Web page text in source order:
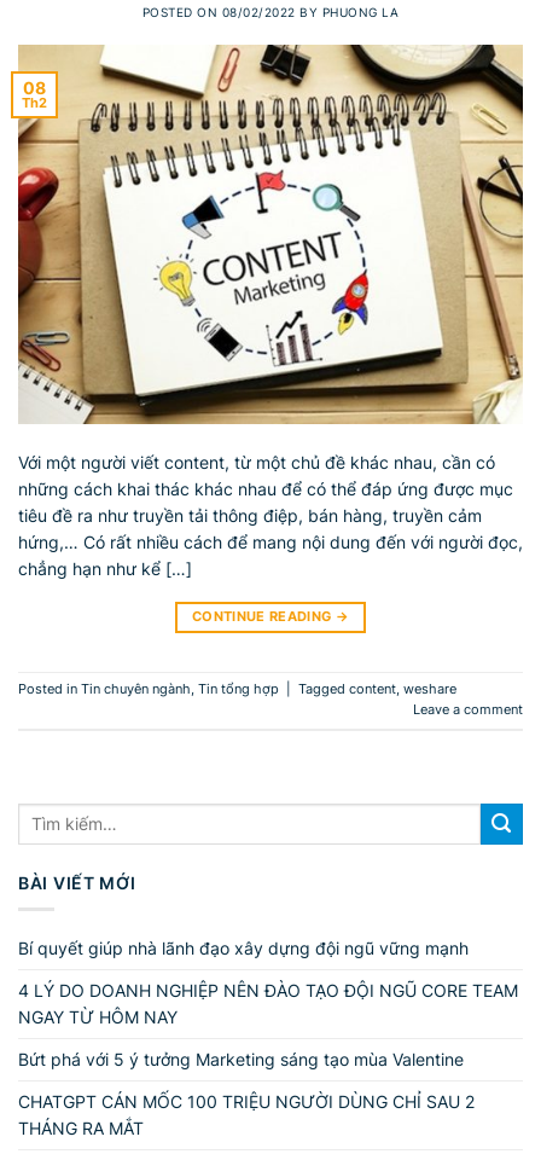
POSTED ON 08/02/2022 BY PHUONG LA
08
Th2
Với một người viết content, từ một chủ đề khác nhau, cần có
những cách khai thác khác nhau để có thể đáp ứng được mục
tiêu đề ra như truyền tải thông điệp, bán hàng, truyền cảm
hứng,… Có rất nhiều cách để mang nội dung đến với người đọc,
chẳng hạn như kể […]
CONTINUE READING →
Posted in Tin chuyên ngành, Tin tổng hợp Tagged content, weshare
Leave a comment
BÀI VIẾT MỚI
Bí quyết giúp nhà lãnh đạo xây dựng đội ngũ vững mạnh
4 LÝ DO DOANH NGHIỆP NÊN ĐÀO TẠO ĐỘI NGŨ CORE TEAM
NGAY TỪ HÔM NAY
Bứt phá với 5 ý tưởng Marketing sáng tạo mùa Valentine
CHATGPT CÁN MỐC 100 TRIỆU NGƯỜI DÙNG CHỈ SAU 2
THÁNG RA MẮT